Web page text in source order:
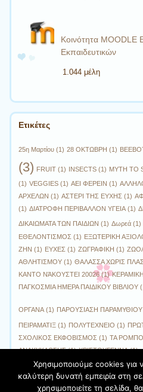
Κοινότητα MOODLE
Εκπαιδευτικών
1.044 μέλη
Ετικέτες
25η Μαρτίου (1) 28 ΟΚΤΩΒΡΗ (1)
(3) FRUIT (1) INSECTS (1) MYTH TO
(1) VEGGIES (1) ΑΕΙ ΦΕΡΕΙΝ (1)
ΑΡΧΕΛΩΝ (1) ΑΣΤΕΡΙ ΤΗΣ ΕΥΧΗΣ (1)
(1) ΔΙΑΤΡΟΦΗ ΠΕΡΙΒΑΛΛΟΝ ΥΓΕΙΑ (1)
ΔΙΚΑΙΩΜΑΤΑ ΤΩΝ ΠΑΙΔΙΩΝ (1) Δωρεά (1)
ΕΘΕΛΟΝΤΙΣΜΟΣ (1) ΕΞΩΤΕΡΙΚΗ
ΖΗΝ (1) ΕΥΧΕΣ (1) ΖΩΓΡΑΦΙΚΗ (1)
ΑΘΛΗΤΙΣΜΟΥ (1) ΘΑΛΑΣΣΑ ΧΩΡΙΣ
ΚΑΝΤΟ ΝΆΚΟΥΣΤΕΙ 20026(1) ΚΕΡΑΜΙΚΗ
ΠΑΓΚΟΣΜΙΑ ΗΜΕΡΑ ΠΑΙΔΙΚΟΥ ΒΙΒΛΙΟΥ
ΟΡΓΑΝΑ (1) ΠΑΡΟΥΣΙΑΣΗ ΠΑΡΑΜΥΘΙΟΥ
ΠΕΙΡΑΜΑΤΙΞ (1) ΠΟΛΥΤΕΧΝΕΙΟ (1)
ΣΧΟΛΙΚΟΣ ΕΚΦΟΒΙΣΜΟΣ (1) ΤΑ
ΑΝΑΚΥΚΛΩΣΗΣ(1) ΧΡΙΣΤΟΥΓΕΝΝΑ(1)
Χρησιμοποιούμε cookies
καλύτερη δυνατή εμπειρία στη
χρησιμοποιείτε τη σελίδα,